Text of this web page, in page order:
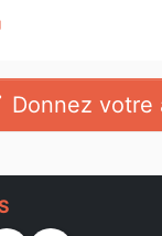
Donnez votre